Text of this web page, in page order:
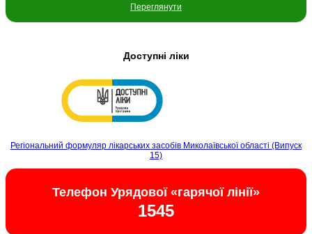
Переглянути
Доступні ліки
Регіональний формуляр лікарських засобів Миколаївської області (Випуск
15)
Телефон Урядової «гарячої лінії»
1545